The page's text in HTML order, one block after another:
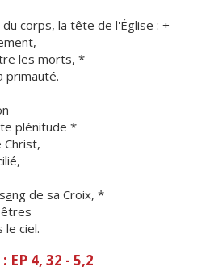
corps, la tête de l'Église : +
les morts, *
primauté.
te plénitude *
ang de sa Croix, *
le ciel.
EP 4, 32 - 5,2